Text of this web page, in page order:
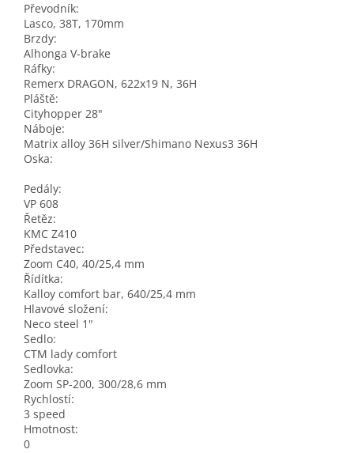
Převodník:
Lasco, 38T, 170mm
Brzdy:
Alhonga V-brake
Ráfky:
Remerx DRAGON, 622x19 N, 36H
Pláště:
Cityhopper 28"
Náboje:
Matrix alloy 36H silver/Shimano Nexus3 36H
Oska:
Pedály:
VP 608
Řetěz:
KMC Z410
Představec:
Zoom C40, 40/25,4 mm
Řídítka:
Kalloy comfort bar, 640/25,4 mm
Hlavové složení:
Neco steel 1"
Sedlo:
CTM lady comfort
Sedlovka:
Zoom SP-200, 300/28,6 mm
Rychlostí:
3 speed
Hmotnost:
0